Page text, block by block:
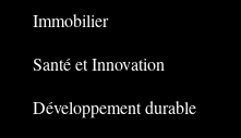
Immobilier
Santé et Innovation
Développement durable